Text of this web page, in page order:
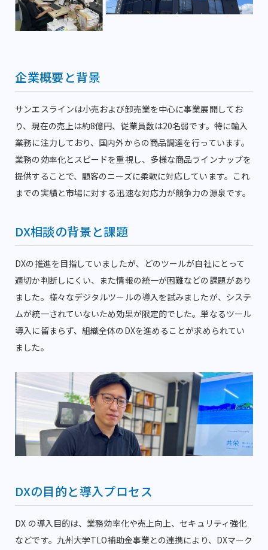
企業概要と背景
サンエスラインは小売および卸売業を中心に事業展開してお
り、現在の売上は約8億円、従業員数は20名弱です。特に輸入
業務に注力しており、国内外からの商品調達を行っています。
業務の効率化とスピードを重視し、多様な商品ラインナップを
提供することで、顧客のニーズに柔軟に対応しています。これ
までの実績と市場に対する迅速な対応力が競争力の源泉です。
DX相談の背景と課題
DXの推進を目指していましたが、どのツールが自社にとって
適切か判断しにくい、また情報の統一が困難などの課題があり
ました。様々なデジタルツールの導入を試みましたが、システ
ムが統一されていないため効果が限定的でした。単なるツール
導入に留まらず、組織全体のDXを進めることが求められてい
ました。
DXの目的と導入プロセス
DX の導入目的は、業務効率化や売上向上、セキュリティ強化
などです。九州大学TLO補助金事業との連携により、DXマーク